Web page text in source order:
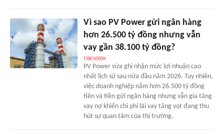
Vì sao PV Power gửi ngân hàng
hơn 26.500 tỷ đồng nhưng vẫn
vay gần 38.100 tỷ đồng?
PV Power vừa ghi nhận mức lợi nhuận cao
nhất lịch sử sau nửa đầu năm 2026. Tuy nhiên,
việc doanh nghiệp nắm hơn 26.500 tỷ đồng
tiền và tiền gửi ngân hàng nhưng vẫn gia tăng
vay nợ khiến chi phí lãi vay tăng vọt đang thu
hút sự quan tâm của thị trường.